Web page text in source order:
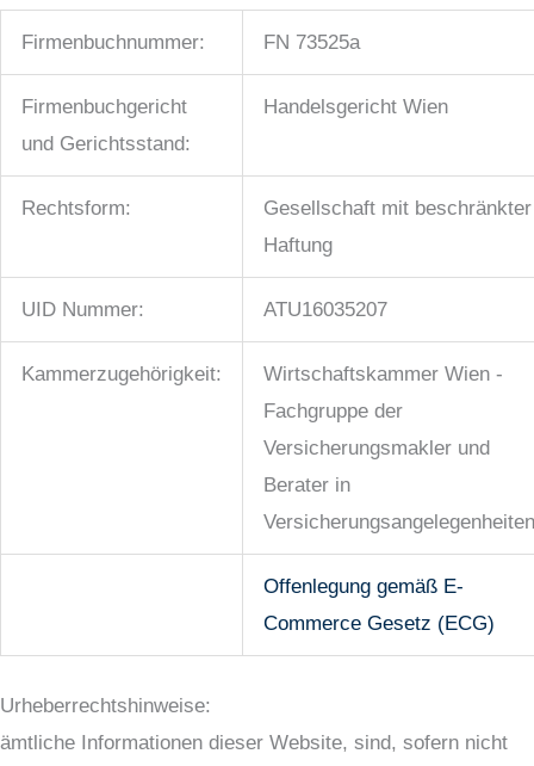
Firmenbuchnummer: FN 73525a
Firmenbuchgericht
und Gerichtsstand:
Handelsgericht Wien
Rechtsform:
Gesellschaft mit beschränkter
Haftung
UID Nummer: ATU16035207
Kammerzugehörigkeit:
Wirtschaftskammer Wien -
Fachgruppe der
Versicherungsmakler und
Berater in
Versicherungsangelegenheiten
Offenlegung gemäß E-
Commerce Gesetz (ECG)
Urheberrechtshinweise:
ämtliche Informationen dieser Website, sind, sofern nicht